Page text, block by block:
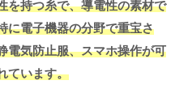
を持つ糸で、導電性の素材で
に電子機器の分野で重宝さ
電気防止服、スマホ操作が可
ています。